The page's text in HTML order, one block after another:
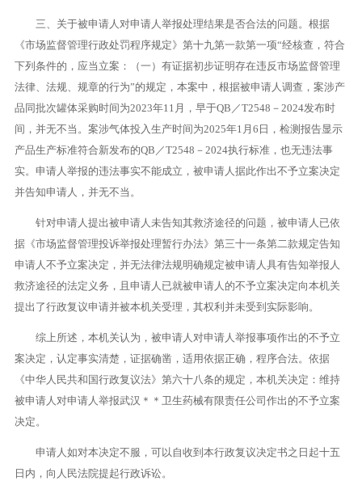
三、关于被申请人对申请人举报处理结果是否合法的问题。根据
《市场监督管理行政处罚程序规定》第十九第一款第一项“经核查，符合
下列条件的，应当立案：（一）有证据初步证明存在违反市场监督管理
法律、法规、规章的行为”的规定，本案中，根据被申请人调查，案涉产
品同批次罐体采购时间为2023年11月，早于QB／T2548－2024发布时
间，并无不当。案涉气体投入生产时间为2025年1月6日，检测报告显示
产品生产标准符合新发布的QB／T2548－2024执行标准，也无违法事
实。申请人举报的违法事实不能成立，被申请人据此作出不予立案决定
并告知申请人，并无不当。
针对申请人提出被申请人未告知其救济途径的问题，被申请人已依
据《市场监督管理投诉举报处理暂行办法》第三十一条第二款规定告知
申请人不予立案决定，并无法律法规明确规定被申请人具有告知举报人
救济途径的法定义务，且申请人已就被申请人的不予立案决定向本机关
提出了行政复议申请并被本机关受理，其权利并未受到实际影响。
综上所述，本机关认为，被申请人对申请人举报事项作出的不予立
案决定，认定事实清楚，证据确凿，适用依据正确，程序合法。依据
《中华人民共和国行政复议法》第六十八条的规定，本机关决定：维持
被申请人对申请人举报武汉＊＊卫生药械有限责任公司作出的不予立案
决定。
申请人如对本决定不服，可以自收到本行政复议决定书之日起十五
日内，向人民法院提起行政诉讼。